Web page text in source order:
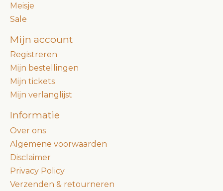
Meisje
Sale
Mijn account
Registreren
Mijn bestellingen
Mijn tickets
Mijn verlanglijst
Informatie
Over ons
Algemene voorwaarden
Disclaimer
Privacy Policy
Verzenden & retourneren